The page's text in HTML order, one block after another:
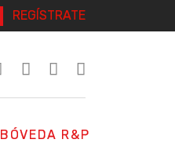
REGÍSTRATE
BÓVEDA R&P